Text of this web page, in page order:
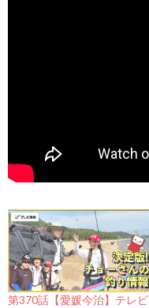
第370話【愛媛今治】テレビ